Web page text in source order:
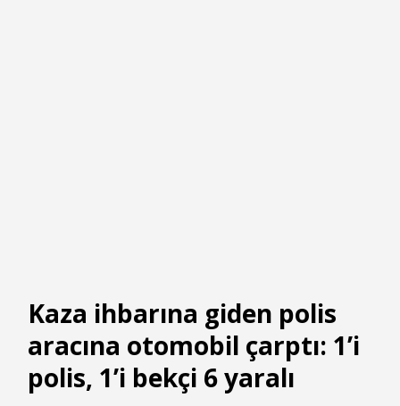
Kaza ihbarına giden polis
aracına otomobil çarptı: 1’i
polis, 1’i bekçi 6 yaralı